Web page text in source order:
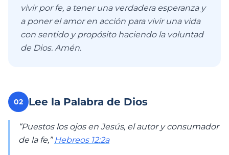
vivir por fe, a tener una verdadera esperanza y
a poner el amor en acción para vivir una vida
con sentido y propósito haciendo la voluntad
de Dios. Amén.
02 Lee la Palabra de Dios
“Puestos los ojos en Jesús, el autor y consumador
de la fe,” Hebreos 12:2a